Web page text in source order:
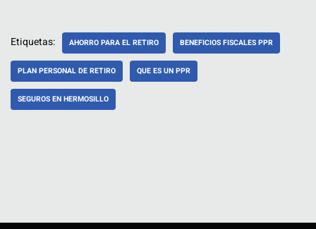
Etiquetas: AHORRO PARA EL RETIRO BENEFICIOS FISCALES PPR
PLAN PERSONAL DE RETIRO QUE ES UN PPR
SEGUROS EN HERMOSILLO